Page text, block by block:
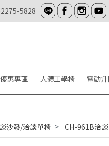
5828
優惠專區 人體工學椅 電動
沙發/洽談單椅 CH-961B洽